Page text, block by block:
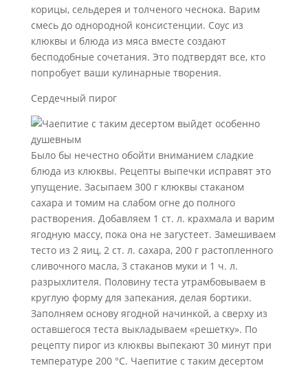
корицы, сельдерея и толченого чеснока. Варим
смесь до однородной консистенции. Соус из
клюквы и блюда из мяса вместе создают
бесподобные сочетания. Это подтвердят все, кто
попробует ваши кулинарные творения.
Сердечный пирог
Было бы нечестно обойти вниманием сладкие
блюда из клюквы. Рецепты выпечки исправят это
упущение. Засыпаем 300 г клюквы стаканом
сахара и томим на слабом огне до полного
растворения. Добавляем 1 ст. л. крахмала и варим
ягодную массу, пока она не загустеет. Замешиваем
тесто из 2 яиц, 2 ст. л. сахара, 200 г растопленного
сливочного масла, 3 стаканов муки и 1 ч. л.
разрыхлителя. Половину теста утрамбовываем в
круглую форму для запекания, делая бортики.
Заполняем основу ягодной начинкой, а сверху из
оставшегося теста выкладываем «решетку». По
рецепту пирог из клюквы выпекают 30 минут при
температуре 200 °C. Чаепитие с таким десертом